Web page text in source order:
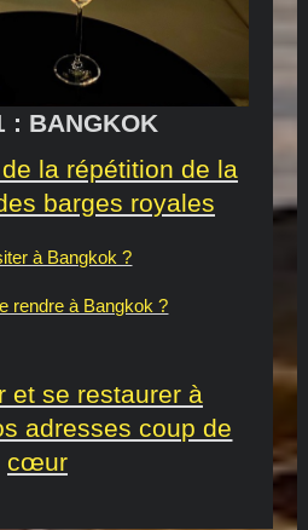
: BANGKOK
la répétition de la
barges royales
à Bangkok ?
rendre à Bangkok ?
et se restaurer à
adresses coup de
cœur